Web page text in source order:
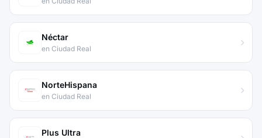
Néctar
en Ciudad Real
NorteHispana
en Ciudad Real
Plus Ultra